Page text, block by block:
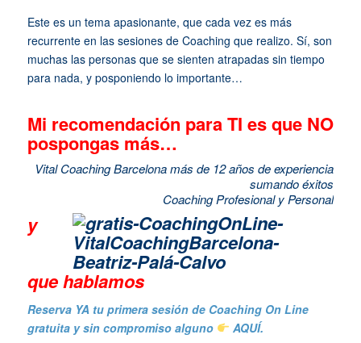
Este es un tema apasionante, que cada vez es más
recurrente en las sesiones de Coaching que realizo. Sí, son
muchas las personas que se sienten atrapadas sin tiempo
para nada, y posponiendo lo importante…
Mi recomendación para TI es que NO
pospongas más…
Vital Coaching Barcelona más de 12 años de experiencia
sumando éxitos
Coaching Profesional y Personal
y
que hablamos
Reserva YA tu primera sesión de Coaching On Line
gratuita y sin compromiso alguno
AQUÍ.